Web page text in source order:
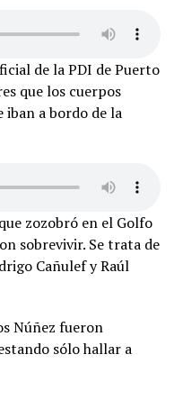
de la PDI de Puerto
que los cuerpos
a bordo de la
zozobró en el Golfo
sobrevivir. Se trata de
Cañulef y Raúl
Núñez fueron
sólo hallar a